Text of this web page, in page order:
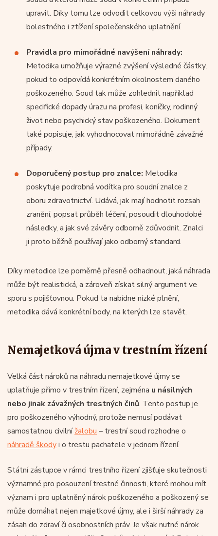
upravit. Díky tomu lze odvodit celkovou výši náhrady
bolestného i ztížení společenského uplatnění.
Pravidla pro mimořádné navýšení náhrady:
Metodika umožňuje výrazné zvýšení výsledné částky,
pokud to odpovídá konkrétním okolnostem daného
poškozeného. Soud tak může zohlednit například
specifické dopady úrazu na profesi, koníčky, rodinný
život nebo psychický stav poškozeného. Dokument
také popisuje, jak vyhodnocovat mimořádně závažné
případy.
Doporučený postup pro znalce: Metodika
poskytuje podrobná vodítka pro soudní znalce z
oboru zdravotnictví. Udává, jak mají hodnotit rozsah
zranění, popsat průběh léčení, posoudit dlouhodobé
následky, a jak své závěry odborně zdůvodnit. Znalci
ji proto běžně používají jako odborný standard.
Díky metodice lze poměrně přesně odhadnout, jaká náhrada
může být realistická, a zároveň získat silný argument ve
sporu s pojišťovnou. Pokud ta nabídne nízké plnění,
metodika dává konkrétní body, na kterých lze stavět.
Nemajetková újma v trestním řízení
Velká část nároků na náhradu nemajetkové újmy se
uplatňuje přímo v trestním řízení, zejména u násilných
nebo jinak závažných trestných činů. Tento postup je
pro poškozeného výhodný, protože nemusí podávat
samostatnou civilnížalobu – trestní soud rozhodne o
náhradě škodyi o trestu pachatele v jednom řízení.
Státní zástupce v rámci trestního řízení zjišťuje skutečnosti
významné pro posouzení trestné činnosti, které mohou mít
význam i pro uplatněný nárok poškozeného a poškozený se
může domáhat nejen majetkové újmy, ale i širší náhrady za
zásah do zdraví či osobnostních práv. Je však nutné nárok